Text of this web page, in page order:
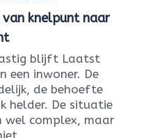
knelpunt naar
blijft Laatst
een inwoner. De
de behoefte
helder. De situatie
wel complex, maar